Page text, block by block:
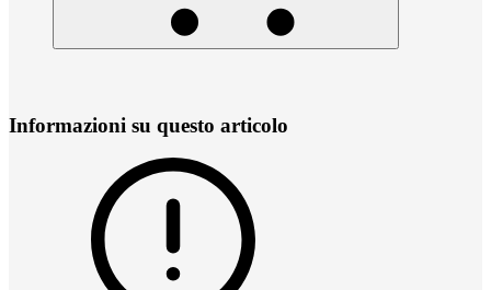
Informazioni su questo articolo